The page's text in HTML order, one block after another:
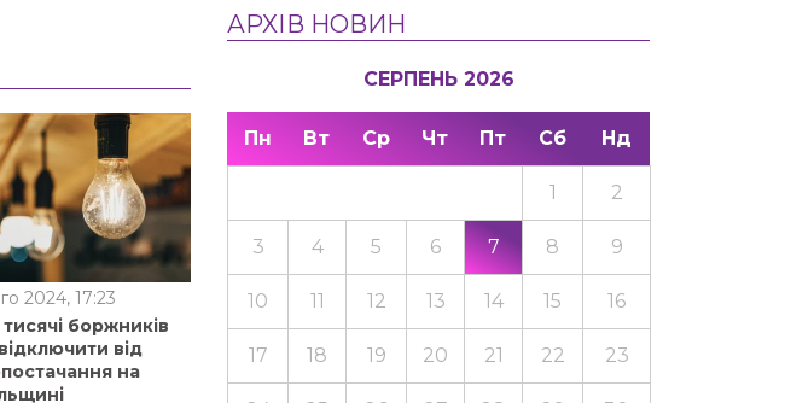
2024, 17:23
боржників
від
на
АРХІВ НОВИН
СЕРПЕНЬ 2026
Пн Вт Ср Чт Пт Сб Нд
1 2
3 4 5 6 7 8 9
10 11 12 13 14 15 16
17 18 19 20 21 22 23